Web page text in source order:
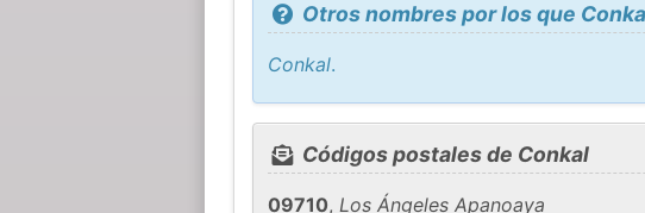
Otros nombres por los que
Conkal.
Códigos postales de Conkal
09710, Los Ángeles Apanoaya